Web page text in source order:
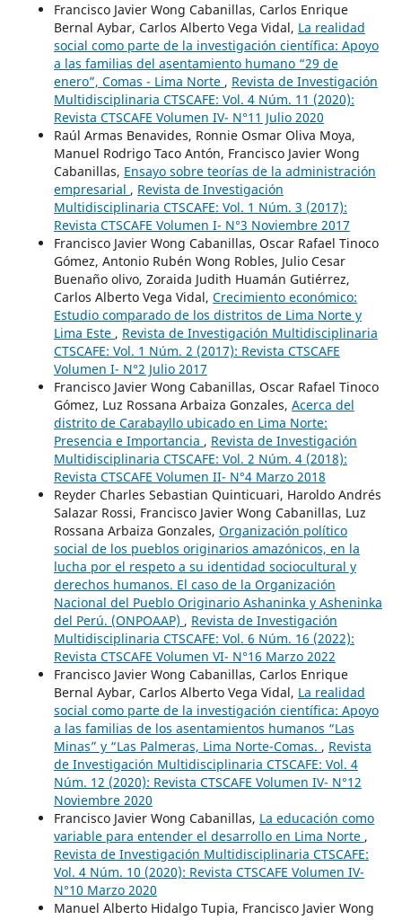
Francisco Javier Wong Cabanillas, Carlos Enrique
Bernal Aybar, Carlos Alberto Vega Vidal, La realidad
social como parte de la investigación científica: Apoyo
a las familias del asentamiento humano “29 de
enero”, Comas - Lima Norte , Revista de Investigación
Multidisciplinaria CTSCAFE: Vol. 4 Núm. 11 (2020):
Revista CTSCAFE Volumen IV- N°11 Julio 2020
Raúl Armas Benavides, Ronnie Osmar Oliva Moya,
Manuel Rodrigo Taco Antón, Francisco Javier Wong
Cabanillas, Ensayo sobre teorías de la administración
empresarial , Revista de Investigación
Multidisciplinaria CTSCAFE: Vol. 1 Núm. 3 (2017):
Revista CTSCAFE Volumen I- N°3 Noviembre 2017
Francisco Javier Wong Cabanillas, Oscar Rafael Tinoco
Gómez, Antonio Rubén Wong Robles, Julio Cesar
Buenaño olivo, Zoraida Judith Huamán Gutiérrez,
Carlos Alberto Vega Vidal, Crecimiento económico:
Estudio comparado de los distritos de Lima Norte y
Lima Este , Revista de Investigación Multidisciplinaria
CTSCAFE: Vol. 1 Núm. 2 (2017): Revista CTSCAFE
Volumen I- N°2 Julio 2017
Francisco Javier Wong Cabanillas, Oscar Rafael Tinoco
Gómez, Luz Rossana Arbaiza Gonzales, Acerca del
distrito de Carabayllo ubicado en Lima Norte:
Presencia e Importancia , Revista de Investigación
Multidisciplinaria CTSCAFE: Vol. 2 Núm. 4 (2018):
Revista CTSCAFE Volumen II- N°4 Marzo 2018
Reyder Charles Sebastian Quinticuari, Haroldo Andrés
Salazar Rossi, Francisco Javier Wong Cabanillas, Luz
Rossana Arbaiza Gonzales, Organización político
social de los pueblos originarios amazónicos, en la
lucha por el respeto a su identidad sociocultural y
derechos humanos. El caso de la Organización
Nacional del Pueblo Originario Ashaninka y Asheninka
del Perú. (ONPOAAP) , Revista de Investigación
Multidisciplinaria CTSCAFE: Vol. 6 Núm. 16 (2022):
Revista CTSCAFE Volumen VI- N°16 Marzo 2022
Francisco Javier Wong Cabanillas, Carlos Enrique
Bernal Aybar, Carlos Alberto Vega Vidal, La realidad
social como parte de la investigación científica: Apoyo
a las familias de los asentamientos humanos “Las
Minas” y “Las Palmeras, Lima Norte-Comas. , Revista
de Investigación Multidisciplinaria CTSCAFE: Vol. 4
Núm. 12 (2020): Revista CTSCAFE Volumen IV- N°12
Noviembre 2020
Francisco Javier Wong Cabanillas, La educación como
variable para entender el desarrollo en Lima Norte ,
Revista de Investigación Multidisciplinaria CTSCAFE:
Vol. 4 Núm. 10 (2020): Revista CTSCAFE Volumen IV-
N°10 Marzo 2020
Manuel Alberto Hidalgo Tupia, Francisco Javier Wong